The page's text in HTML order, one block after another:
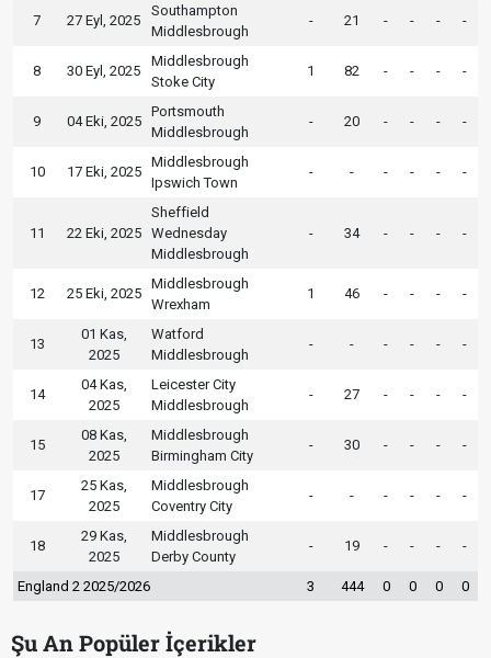
7 27 Eyl, 2025
Southampton
Middlesbrough
- 21 - - - -
8 30 Eyl, 2025
Middlesbrough
Stoke City
1 82 - - - -
9 04 Eki, 2025
Portsmouth
Middlesbrough
- 20 - - - -
10 17 Eki, 2025
Middlesbrough
Ipswich Town
- - - - - -
11 22 Eki, 2025
Sheffield
Wednesday
Middlesbrough
- 34 - - - -
12 25 Eki, 2025
Middlesbrough
Wrexham
1 46 - - - -
13
01 Kas,
2025
Watford
Middlesbrough
- - - - - -
14
04 Kas,
2025
Leicester City
Middlesbrough
- 27 - - - -
15
08 Kas,
2025
Middlesbrough
Birmingham City
- 30 - - - -
17
25 Kas,
2025
Middlesbrough
Coventry City
- - - - - -
18
29 Kas,
2025
Middlesbrough
Derby County
- 19 - - - -
England 2 2025/2026 3 444 0 0 0 0
Şu An Popüler İçerikler